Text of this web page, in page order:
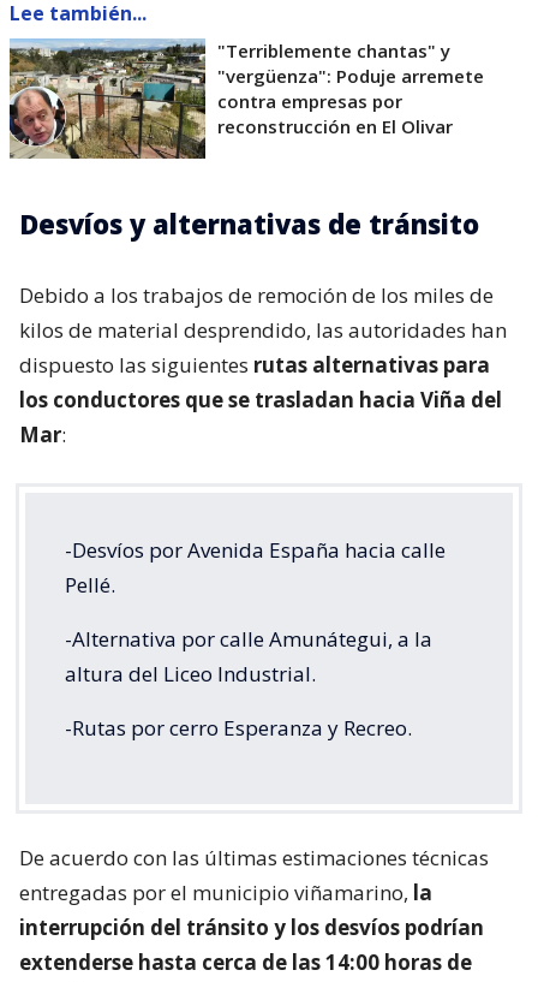
Lee también...
"Terriblemente chantas" y
"vergüenza": Poduje arremete
contra empresas por
reconstrucción en El Olivar
Desvíos y alternativas de tránsito
Debido a los trabajos de remoción de los miles de
kilos de material desprendido, las autoridades han
dispuesto las siguientes rutas alternativas para
los conductores que se trasladan hacia Viña del
Mar:
-Desvíos por Avenida España hacia calle
Pellé.
-Alternativa por calle Amunátegui, a la
altura del Liceo Industrial.
-Rutas por cerro Esperanza y Recreo.
De acuerdo con las últimas estimaciones técnicas
entregadas por el municipio viñamarino, la
interrupción del tránsito y los desvíos podrían
extenderse hasta cerca de las 14:00 horas de